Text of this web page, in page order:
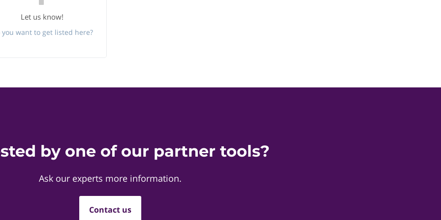
Let us know!
you want to get listed here?
by one of our partner tools?
Ask our experts more information.
Contact us